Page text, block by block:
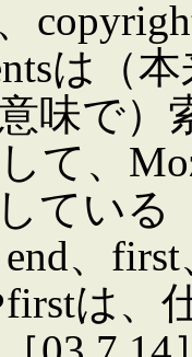
は（
味で）
て、
ている
、
は、